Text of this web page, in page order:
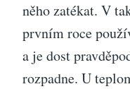
něho zatékat. V
prvním roce
a je dost
rozpadne. U